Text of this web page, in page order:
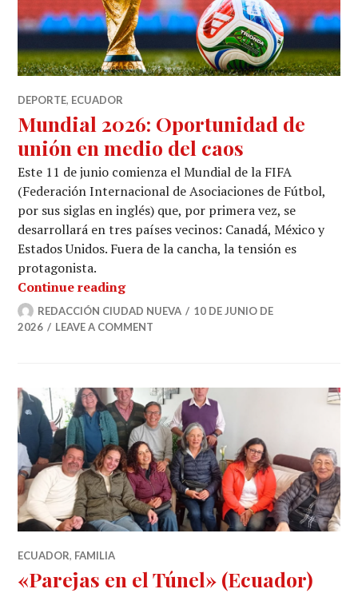
DEPORTE, ECUADOR
Mundial 2026: Oportunidad de
unión en medio del caos
Este 11 de junio comienza el Mundial de la FIFA
(Federación Internacional de Asociaciones de Fútbol,
por sus siglas en inglés) que, por primera vez, se
desarrollará en tres países vecinos: Canadá, México y
Estados Unidos. Fuera de la cancha, la tensión es
protagonista.
Continue readingMundial 2026: Oportunidad de unión
REDACCIÓN CIUDAD NUEVA
10 DE JUNIO DE
2026
LEAVE A COMMENT
ECUADOR, FAMILIA
«Parejas en el Túnel» (Ecuador)